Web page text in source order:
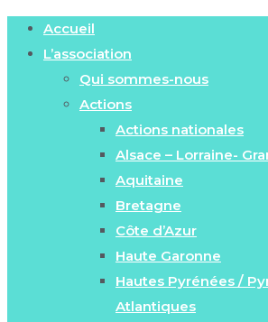
Accueil
L’association
Qui sommes-nous
Actions
Actions nationales
Alsace – Lorraine-
Aquitaine
Bretagne
Côte d’Azur
Haute Garonne
Hautes Pyrénées /
Atlantiques